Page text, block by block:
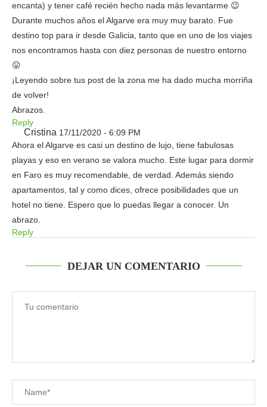
encanta) y tener café recién hecho nada más levantarme 😉
Durante muchos años el Algarve era muy muy barato. Fue
destino top para ir desde Galicia, tanto que en uno de los viajes
nos encontramos hasta con diez personas de nuestro entorno
😛
¡Leyendo sobre tus post de la zona me ha dado mucha morriña
de volver!
Abrazos.
Reply
Cristina 17/11/2020 - 6:09 PM
Ahora el Algarve es casi un destino de lujo, tiene fabulosas
playas y eso en verano se valora mucho. Este lugar para dormir
en Faro es muy recomendable, de verdad. Además siendo
apartamentos, tal y como dices, ofrece posibilidades que un
hotel no tiene. Espero que lo puedas llegar a conocer. Un
abrazo.
Reply
DEJAR UN COMENTARIO